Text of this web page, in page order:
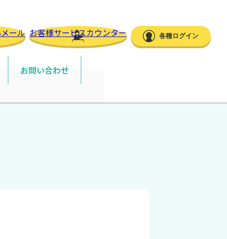
ール お客様サービスカウンター 各種ログイン
お問い合わせ